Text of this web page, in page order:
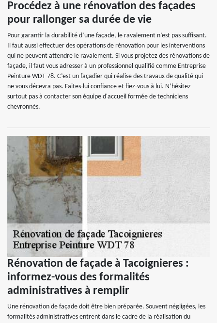
Procédez à une rénovation des façades
pour rallonger sa durée de vie
Pour garantir la durabilité d’une façade, le ravalement n’est pas suffisant.
Il faut aussi effectuer des opérations de rénovation pour les interventions
qui ne peuvent attendre le ravalement. Si vous projetez des rénovations de
façade, il faut vous adresser à un professionnel qualifié comme Entreprise
Peinture WDT 78. C’est un façadier qui réalise des travaux de qualité qui
ne vous décevra pas. Faites-lui confiance et fiez-vous à lui. N’hésitez
surtout pas à contacter son équipe d'accueil formée de techniciens
chevronnés.
Rénovation de façade à Tacoignieres :
informez-vous des formalités
administratives à remplir
Une rénovation de façade doit être bien préparée. Souvent négligées, les
formalités administratives entrent dans le cadre de la réalisation du